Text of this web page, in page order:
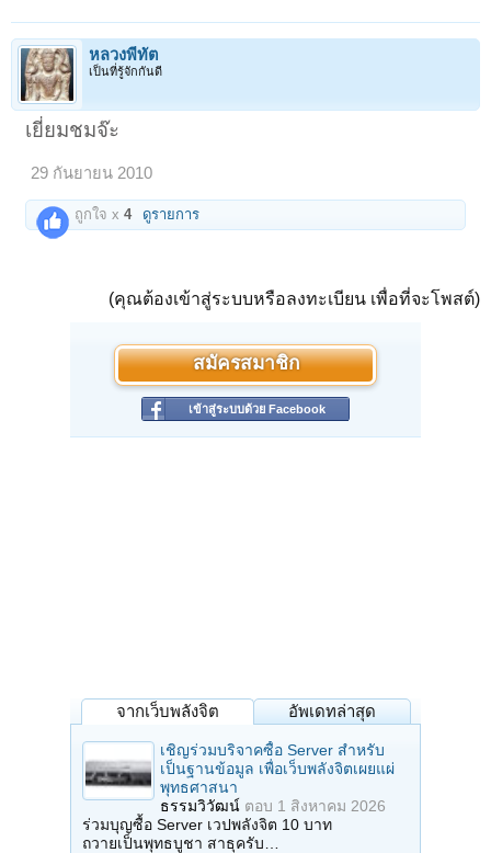
หลวงพี่ทัต
เป็นที่รู้จักกันดี
เยี่ยมชมจ๊ะ
29 กันยายน 2010
ถูกใจ x4 ดูรายการ
(คุณต้องเข้าสู่ระบบหรือลงทะเบียน เพื่อที่จะโพสต์)
สมัครสมาชิก
เข้าสู่ระบบด้วย Facebook
จากเว็บพลังจิต อัพเดทล่าสุด
เชิญร่วมบริจาคซื้อ Server สำหรับ
เป็นฐานข้อมูล เพื่อเว็บพลังจิตเผยแผ่
พุทธศาสนา
ธรรมวิวัฒน์ ตอบ 1 สิงหาคม 2026
ร่วมบุญซื้อ Server เวปพลังจิต 10 บาท
ถวายเป็นพุทธบูชา สาธุครับ…